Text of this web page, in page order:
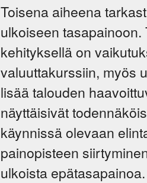
Toisena aiheena
ulkoiseen
kehityksellä on
valuuttakurssiin, myös
lisää talouden
näyttäisivät
käynnissä olevaan
painopisteen
ulkoista epätasapainoa.